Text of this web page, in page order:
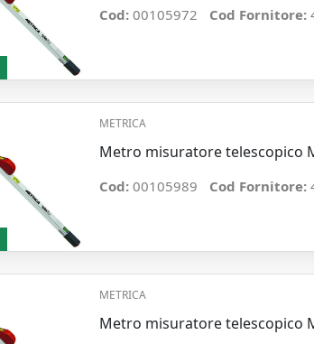
Cod: 00105972 Cod Fornitore:
METRICA
Metro misuratore telescopico
Cod: 00105989 Cod Fornitore:
METRICA
Metro misuratore telescopico